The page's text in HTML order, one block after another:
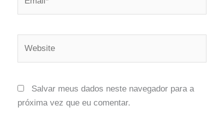
Salvar meus dados neste navegador para a
próxima vez que eu comentar.